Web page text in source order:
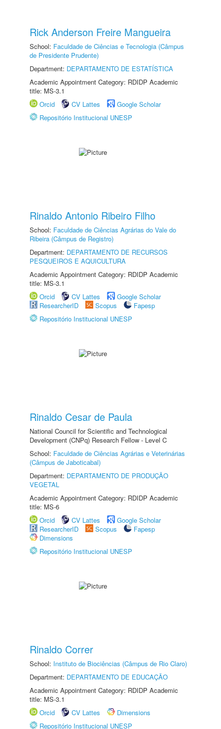
Rick Anderson Freire Mangueira
School: Faculdade de Ciências e Tecnologia (Câmpus
de Presidente Prudente)
Department: DEPARTAMENTO DE ESTATÍSTICA
Academic Appointment Category: RDIDP Academic
title: MS-3.1
Orcid
CV Lattes
Google Scholar
Repositório Institucional UNESP
Rinaldo Antonio Ribeiro Filho
School: Faculdade de Ciências Agrárias do Vale do
Ribeira (Câmpus de Registro)
Department: DEPARTAMENTO DE RECURSOS
PESQUEIROS E AQUICULTURA
Academic Appointment Category: RDIDP Academic
title: MS-3.1
Orcid
CV Lattes
Google Scholar
ResearcherID
Scopus
Fapesp
Repositório Institucional UNESP
Rinaldo Cesar de Paula
National Council for Scientific and Technological
Development (CNPq) Research Fellow - Level C
School: Faculdade de Ciências Agrárias e Veterinárias
(Câmpus de Jaboticabal)
Department: DEPARTAMENTO DE PRODUÇÃO
VEGETAL
Academic Appointment Category: RDIDP Academic
title: MS-6
Orcid
CV Lattes
Google Scholar
ResearcherID
Scopus
Fapesp
Dimensions
Repositório Institucional UNESP
Rinaldo Correr
School: Instituto de Biociências (Câmpus de Rio Claro)
Department: DEPARTAMENTO DE EDUCAÇÃO
Academic Appointment Category: RDIDP Academic
title: MS-3.1
Orcid
CV Lattes
Dimensions
Repositório Institucional UNESP